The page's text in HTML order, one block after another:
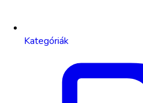
Kategóriák